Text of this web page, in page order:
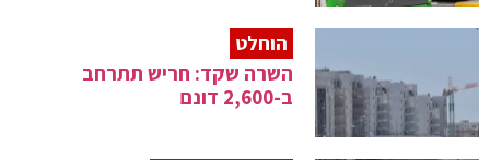
הוחלט
השרה שקד: חריש תתרחב
ב-2,600 דונם